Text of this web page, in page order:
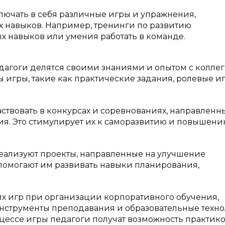
в себя различные игры и упражнения,
Например, тренинги по развитию
навыков или умения работать в команде.
делятся своими знаниями и опытом с
игры, такие как практические задания, ролевые
в конкурсах и соревнованиях,
Это стимулирует их к саморазвитию и
проекты, направленные на улучшение
им развивать навыки планирования,
игр при организации корпоративного обучения,
преподавания и образовательные
игры педагоги получат возможность